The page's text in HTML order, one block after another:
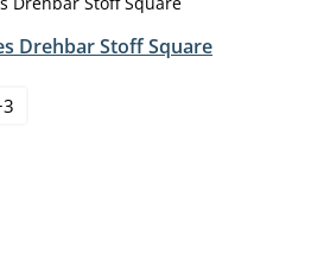
Drehbar Stoff Square
3